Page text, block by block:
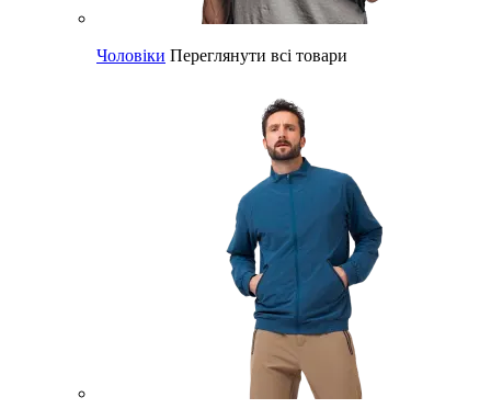
Чоловіки Переглянути всі товари